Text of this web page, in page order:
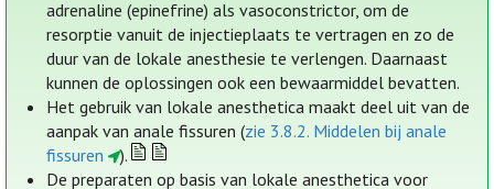
adrenaline (epinefrine) als vasoconstrictor, om de
resorptie vanuit de injectieplaats te vertragen en zo de
duur van de lokale anesthesie te verlengen. Daarnaast
kunnen de oplossingen ook een bewaarmiddel bevatten.
Het gebruik van lokale anesthetica maakt deel uit van de
aanpak van anale fissuren (zie 3.8.2. Middelen bij anale
fissuren
).
De preparaten op basis van lokale anesthetica voor